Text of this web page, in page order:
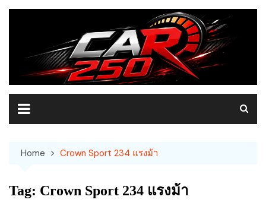
Skip
Home Crown Sport 234 แรงม้า
Tag: Crown Sport 234 แรงม้า